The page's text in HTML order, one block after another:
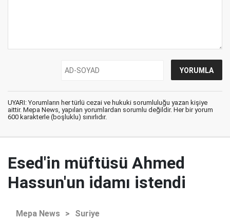
UYARI: Yorumların her türlü cezai ve hukuki sorumluluğu yazan kişiye
aittir. Mepa News, yapılan yorumlardan sorumlu değildir. Her bir yorum
600 karakterle (boşluklu) sınırlıdır.
Esed'in müftüsü Ahmed
Hassun'un idamı istendi
Mepa News > Suriye